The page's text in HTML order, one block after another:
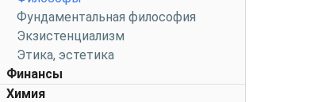
Фундаментальная философия
Экзистенциализм
Этика, эстетика
Финансы
Химия